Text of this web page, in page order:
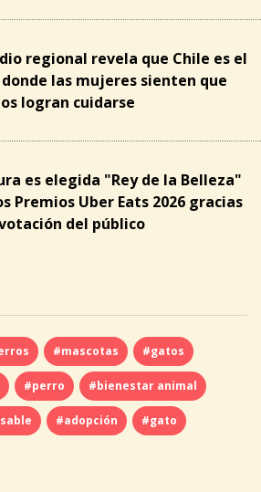
regional revela que Chile es el
las mujeres sienten que
logran cuidarse
es elegida "Rey de la Belleza"
Premios Uber Eats 2026 gracias
del público
#mascotas #gatos
#perro #bienestar animal
#adopción #gato